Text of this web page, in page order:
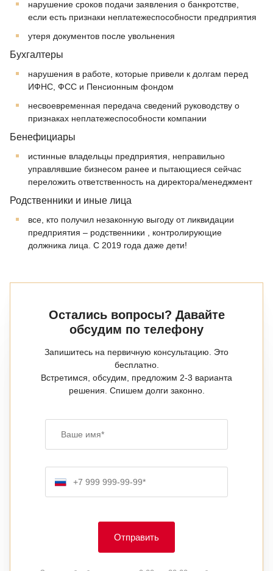
нарушение сроков подачи заявления о банкротстве,
если есть признаки неплатежеспособности предприятия
утеря документов после увольнения
Бухгалтеры
нарушения в работе, которые привели к долгам перед
ИФНС, ФСС и Пенсионным фондом
несвоевременная передача сведений руководству о
признаках неплатежеспособности компании
Бенефициары
истинные владельцы предприятия, неправильно
управлявшие бизнесом ранее и пытающиеся сейчас
переложить ответственность на директора/менеджмент
Родственники и иные лица
все, кто получил незаконную выгоду от ликвидации
предприятия – родственники , контролирующие
должника лица. С 2019 года даже дети!
Остались вопросы? Давайте
обсудим по телефону
Запишитесь на первичную консультацию. Это
бесплатно.
Встретимся, обсудим, предложим 2-3 варианта
решения. Спишем долги законно.
Отправить